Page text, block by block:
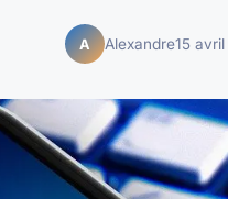
A Alexandre15